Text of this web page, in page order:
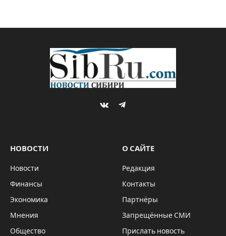
VKontakteTelegram
НОВОСТИ
Новости
Финансы
Экономика
Мнения
Общество
О САЙТЕ
Редакция
Контакты
Партнёры
Запрещённые СМИ
Прислать новость